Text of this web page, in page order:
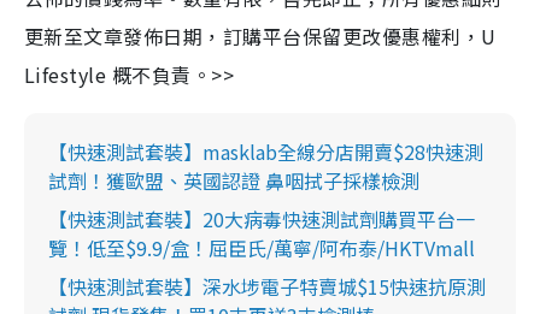
更新至文章發佈日期，訂購平台保留更改優惠權利，U
Lifestyle 概不負責。>>
【快速測試套裝】masklab全線分店開賣$28快速測
試劑！獲歐盟、英國認證 鼻咽拭子採樣檢測
【快速測試套裝】20大病毒快速測試劑購買平台一
覽！低至$9.9/盒！屈臣氏/萬寧/阿布泰/HKTVmall
【快速測試套裝】深水埗電子特賣城$15快速抗原測